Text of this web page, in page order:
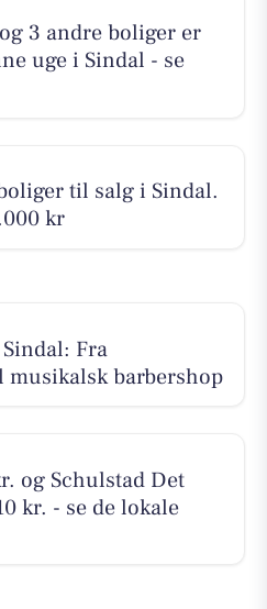
3 andre boliger er
uge i Sindal - se
til salg i Sindal.
kr
Fra
barbershop
og Schulstad Det
kr. - se de lokale